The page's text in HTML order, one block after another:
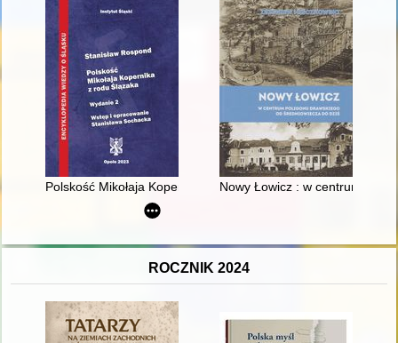
Polskość Mikołaja Kopernika z rodu ŚlązakaNowy Łowicz : w centrum
ROCZNIK 2024